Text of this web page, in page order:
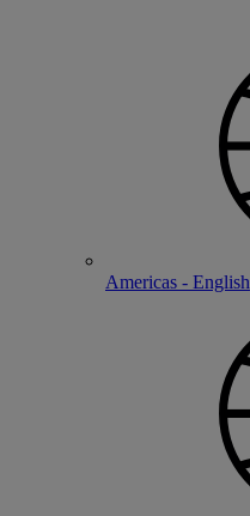
Americas - English